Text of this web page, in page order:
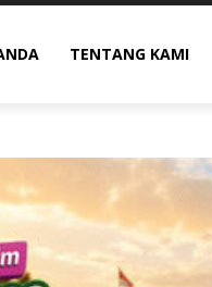
TENTANG KAMI